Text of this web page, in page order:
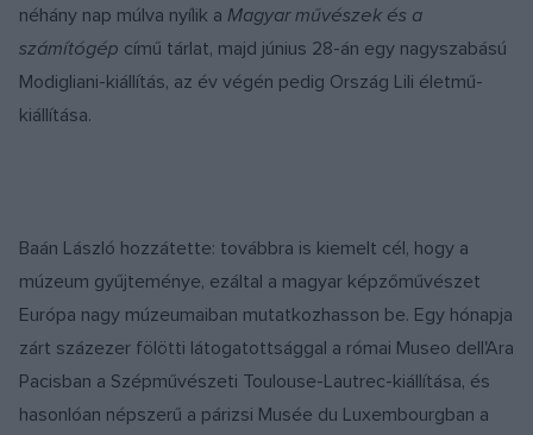
néhány nap múlva nyílik a Magyar művészek és a
számítógép című tárlat, majd június 28-án egy nagyszabású
Modigliani-kiállítás, az év végén pedig Ország Lili életmű-
kiállítása.
Baán László hozzátette: továbbra is kiemelt cél, hogy a
múzeum gyűjteménye, ezáltal a magyar képzőművészet
Európa nagy múzeumaiban mutatkozhasson be. Egy hónapja
zárt százezer fölötti látogatottsággal a római Museo dell'Ara
Pacisban a Szépművészeti Toulouse-Lautrec-kiállítása, és
hasonlóan népszerű a párizsi Musée du Luxembourgban a